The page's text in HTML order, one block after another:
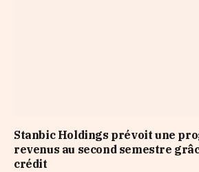
Stanbic Holdings prévoit une
revenus au second semestre
crédit